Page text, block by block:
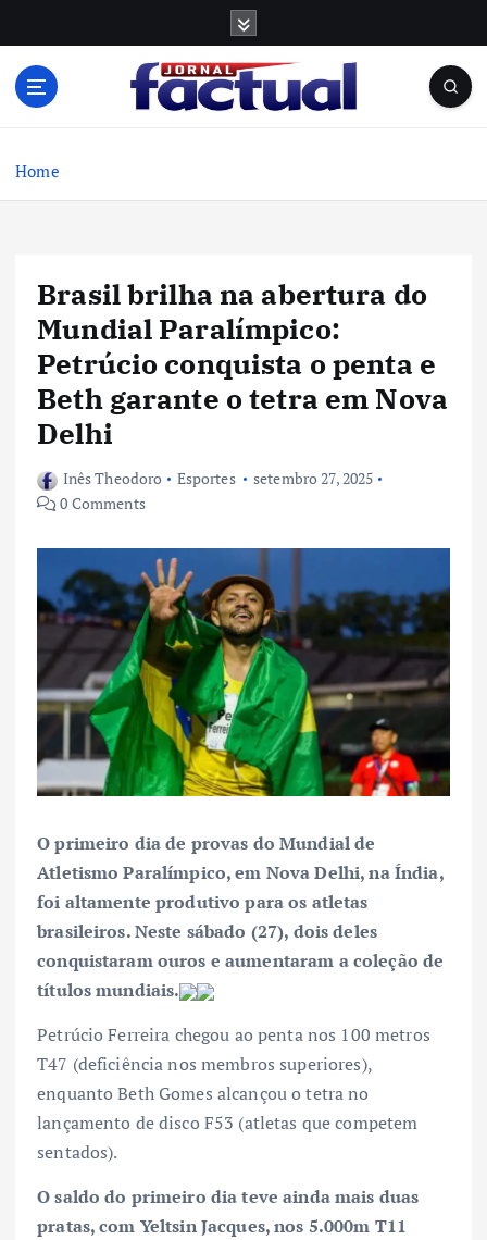
Home
Brasil brilha na abertura do
Mundial Paralímpico:
Petrúcio conquista o penta e
Beth garante o tetra em Nova
Delhi
Inês Theodoro Esportes
setembro 27, 2025
0 Comments
O primeiro dia de provas do Mundial de
Atletismo Paralímpico, em Nova Delhi, na Índia,
foi altamente produtivo para os atletas
brasileiros. Neste sábado (27), dois deles
conquistaram ouros e aumentaram a coleção de
títulos mundiais.
Petrúcio Ferreira chegou ao penta nos 100 metros
T47 (deficiência nos membros superiores),
enquanto Beth Gomes alcançou o tetra no
lançamento de disco F53 (atletas que competem
sentados).
O saldo do primeiro dia teve ainda mais duas
pratas, com Yeltsin Jacques, nos 5.000m T11